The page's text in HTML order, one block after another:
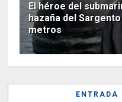
El héroe del
hazaña del
metros
ENTRADA